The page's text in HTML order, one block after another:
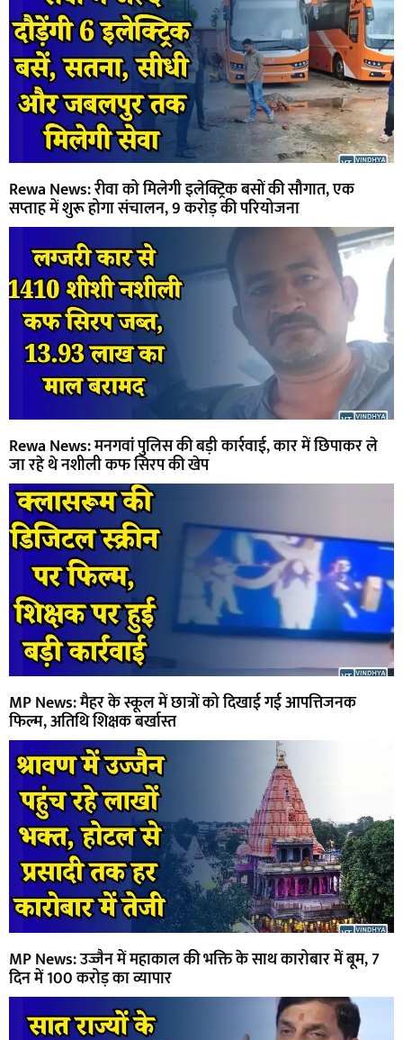
Rewa News: रीवा को मिलेगी इलेक्ट्रिक बसों की सौगात, एक
सप्ताह में शुरू होगा संचालन, 9 करोड़ की परियोजना
Rewa News: मनगवां पुलिस की बड़ी कार्रवाई, कार में छिपाकर ले
जा रहे थे नशीली कफ सिरप की खेप
MP News: मैहर के स्कूल में छात्रों को दिखाई गई आपत्तिजनक
फिल्म, अतिथि शिक्षक बर्खास्त
MP News: उज्जैन में महाकाल की भक्ति के साथ कारोबार में बूम, 7
दिन में 100 करोड़ का व्यापार